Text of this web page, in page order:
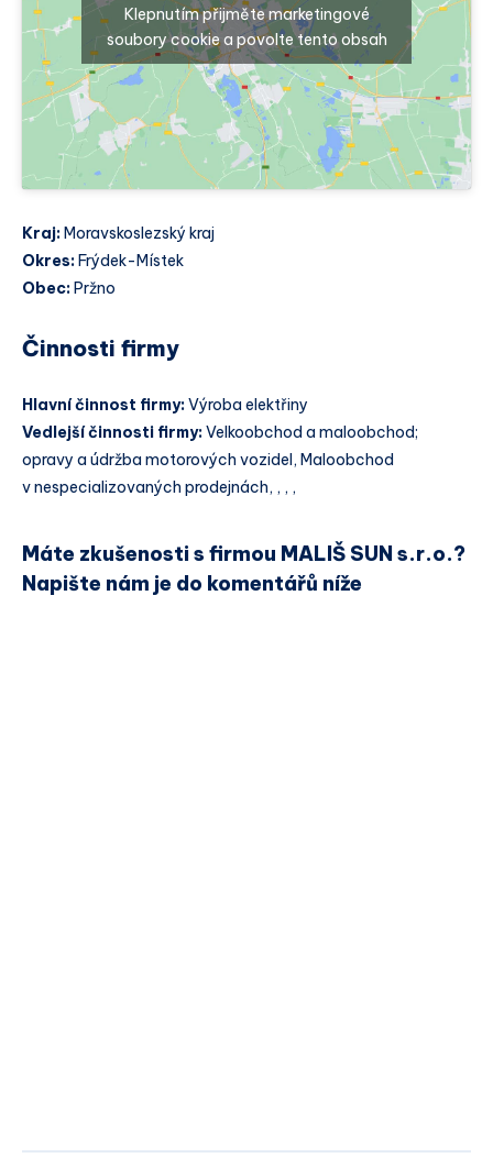
Klepnutím přijměte marketingové
soubory cookie a povolte tento obsah
Kraj: Moravskoslezský kraj
Okres: Frýdek-Místek
Obec: Pržno
Činnosti firmy
Hlavní činnost firmy:Výroba elektřiny
Vedlejší činnosti firmy:Velkoobchod a maloobchod;
opravy a údržba motorových vozidel, Maloobchod
v nespecializovaných prodejnách, , , ,
Máte zkušenosti s firmou MALIŠ SUN s.r.o.?
Napište nám je do komentářů níže